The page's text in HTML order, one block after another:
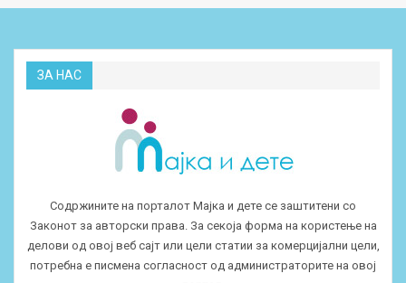
ЗА НАС
Содржините на порталот Мајка и дете се заштитени со
Законот за авторски права. За секоја форма на користење на
делови од овој веб сајт или цели статии за комерцијални цели,
потребна е писмена согласност од администраторите на овој